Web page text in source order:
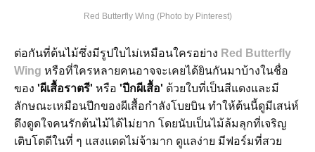
Red Butterfly Wing (Photo by Pinterest)
ต่อกันที่ต้นไม้ซึ่งมีรูปใบไม่เหมือนใครอย่าง Red Butterfly
Wing หรือที่ใครหลายคนอาจจะเคยได้ยินกันมาบ้างในชื่อ
ของ 'ผีเสื้อราตรี' หรือ 'ปีกผีเสื้อ' ด้วยใบที่เป็นสีแดงและมี
ลักษณะเหมือนปีกของผีเสื้อกำลังโบยบิน ทำให้ต้นนี้ดูมีเสน่ห์
ดึงดูดใจคนรักต้นไม้ได้ไม่ยาก โดยนับเป็นไม้ล้มลุกที่เจริญ
เติบโตดีในที่ ๆ แสงแดดไม่จ้ามาก ดูแลง่าย มีฟอร์มที่สวย